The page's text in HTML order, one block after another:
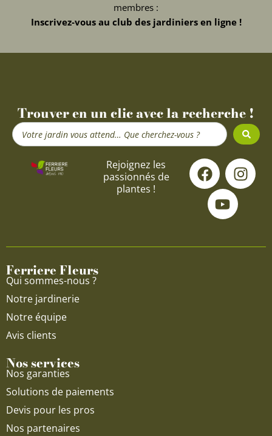
membres :
Inscrivez-vous au club des jardiniers en ligne !
Trouver en un clic avec la recherche !
Search
...
Rejoignez les
passionnés de
plantes !
F
a
c
e
o
I
n
s
g
Y
o
u
t
u
b
Ferriere Fleurs
Qui sommes-nous ?
Notre jardinerie
Notre équipe
Avis clients
Nos services
Nos garanties
Solutions de paiements
Devis pour les pros
Nos partenaires